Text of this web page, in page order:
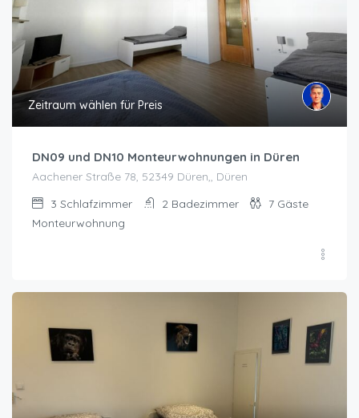
Zeitraum wählen für Preis
DN09 und DN10 Monteurwohnungen in Düren
Aachener Straße 78, 52349 Düren,, Düren
3 Schlafzimmer 2 Badezimmer 7 Gäste
Monteurwohnung